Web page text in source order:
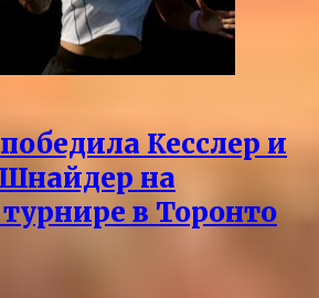
Кесслер и
на
в Торонто